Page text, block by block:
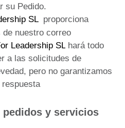
su Pedido.
SLproporciona
nuestro correo
Leadership SL hará todo
a las solicitudes de
pero no garantizamos
pedidos y servicios